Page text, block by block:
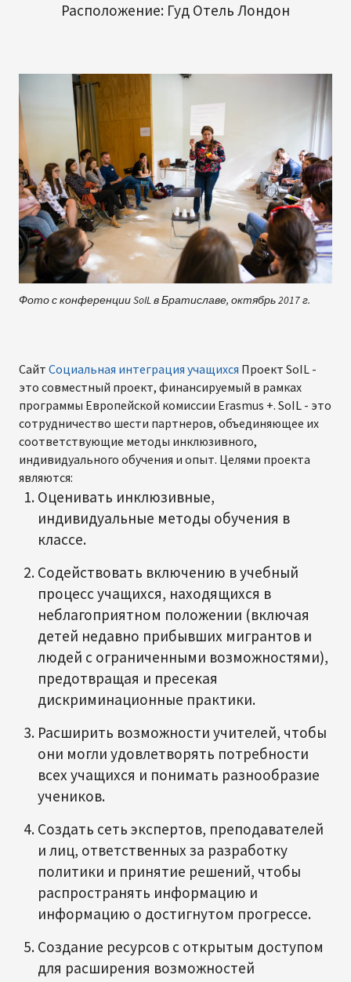
Расположение: Гуд Отель Лондон
Фото с конференции SoIL в Братиславе, октябрь 2017 г.
Сайт Социальная интеграция учащихся Проект SoIL -
это совместный проект, финансируемый в рамках
программы Европейской комиссии Erasmus +. SoIL - это
сотрудничество шести партнеров, объединяющее их
соответствующие методы инклюзивного,
индивидуального обучения и опыт. Целями проекта
являются:
Оценивать инклюзивные,
индивидуальные методы обучения в
классе.
Содействовать включению в учебный
процесс учащихся, находящихся в
неблагоприятном положении (включая
детей недавно прибывших мигрантов и
людей с ограниченными возможностями),
предотвращая и пресекая
дискриминационные практики.
Расширить возможности учителей, чтобы
они могли удовлетворять потребности
всех учащихся и понимать разнообразие
учеников.
Создать сеть экспертов, преподавателей
и лиц, ответственных за разработку
политики и принятие решений, чтобы
распространять информацию и
информацию о достигнутом прогрессе.
Создание ресурсов с открытым доступом
для расширения возможностей